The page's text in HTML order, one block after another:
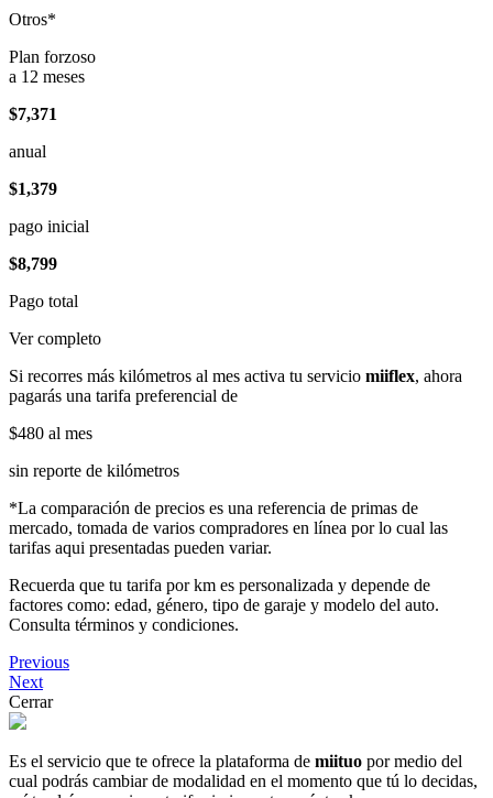
Otros*
Plan forzoso
a 12 meses
$7,371
anual
$1,379
pago inicial
$8,799
Pago total
Ver completo
Si recorres más kilómetros al mes activa tu servicio miiflex, ahora
pagarás una tarifa preferencial de
$480 al mes
sin reporte de kilómetros
*La comparación de precios es una referencia de primas de
mercado, tomada de varios compradores en línea por lo cual las
tarifas aqui presentadas pueden variar.
Recuerda que tu tarifa por km es personalizada y depende de
factores como: edad, género, tipo de garaje y modelo del auto.
Consulta términos y condiciones.
Previous
Next
Cerrar
Es el servicio que te ofrece la plataforma de miituo por medio del
cual podrás cambiar de modalidad en el momento que tú lo decidas,